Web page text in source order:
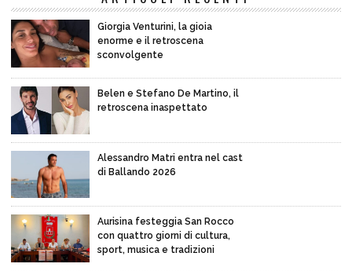
Giorgia Venturini, la gioia
enorme e il retroscena
sconvolgente
Belen e Stefano De Martino, il
retroscena inaspettato
Alessandro Matri entra nel cast
di Ballando 2026
Aurisina festeggia San Rocco
con quattro giorni di cultura,
sport, musica e tradizioni